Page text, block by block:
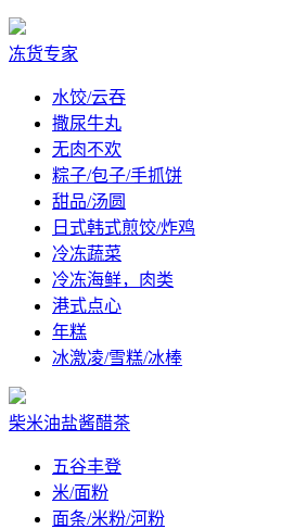
冻货专家
水饺/云吞
撒尿牛丸
无肉不欢
粽子/包子/手抓饼
甜品/汤圆
日式韩式煎饺/炸鸡
冷冻蔬菜
冷冻海鲜，肉类
港式点心
年糕
冰激凌/雪糕/冰棒
柴米油盐酱醋茶
五谷丰登
米/面粉
面条/米粉/河粉